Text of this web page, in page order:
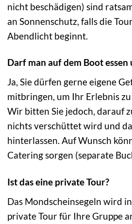
nicht beschädigen) sind
an Sonnenschutz, falls die
Abendlicht beginnt.
Darf man auf dem Boot essen
Ja, Sie dürfen gerne eigene
mitbringen, um Ihr Erlebnis
Wir bitten Sie jedoch, darauf
nichts verschüttet wird und
hinterlassen. Auf Wunsch
Catering sorgen (separate
Ist das eine private Tour?
Das Mondscheinsegeln wird
private Tour für Ihre Gruppe